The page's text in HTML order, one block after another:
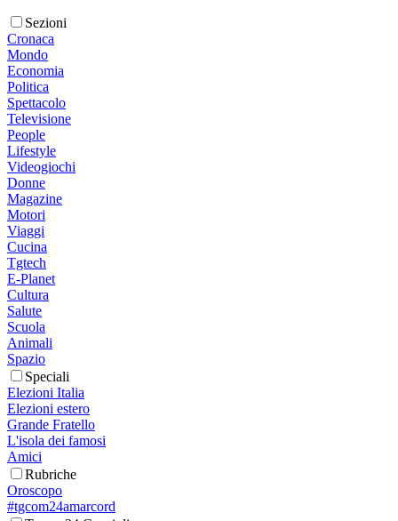
Sezioni
Cronaca
Mondo
Economia
Politica
Spettacolo
Televisione
People
Lifestyle
Videogiochi
Donne
Magazine
Motori
Viaggi
Cucina
Tgtech
E-Planet
Cultura
Salute
Scuola
Animali
Spazio
Speciali
Elezioni Italia
Elezioni estero
Grande Fratello
L'isola dei famosi
Amici
Rubriche
Oroscopo
#tgcom24amarcord